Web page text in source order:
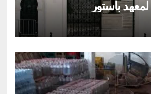
باستور